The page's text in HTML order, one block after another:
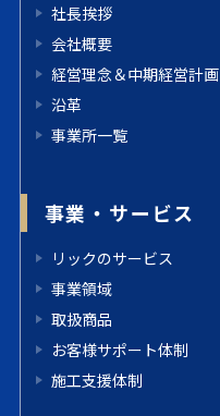
社長挨拶
会社概要
経営理念＆中期経営計画
沿革
事業所一覧
事業・サービス
リックのサービス
事業領域
取扱商品
お客様サポート体制
施工支援体制